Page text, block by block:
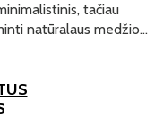
tačiau
natūralaus medžio…